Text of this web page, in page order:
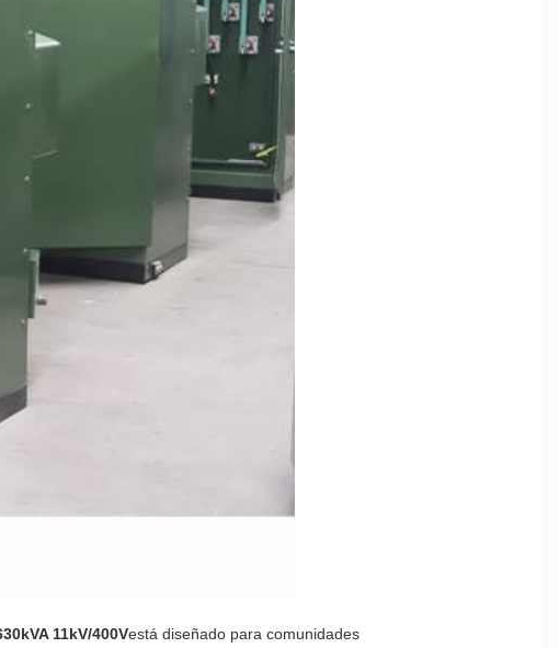
11kV/400Vestá diseñado para comunidades